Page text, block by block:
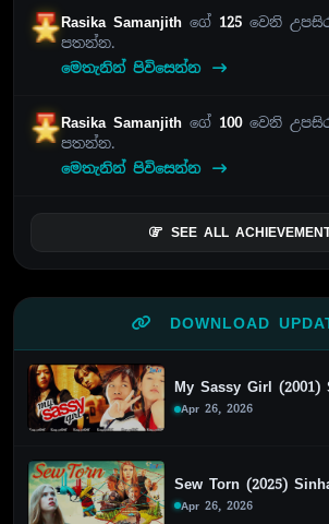
Rasika Samanjithගේ 125 වෙනි
පතන්න.
මෙතැනින් පිවිසෙන්න
Rasika Samanjithගේ 100වෙනි
පතන්න.
මෙතැනින් පිවිසෙන්න
SEE ALL
DOWNLOAD
My Sassy Girl (2001)
Apr 26, 2026
Sew Torn (2025)
Apr 26, 2026